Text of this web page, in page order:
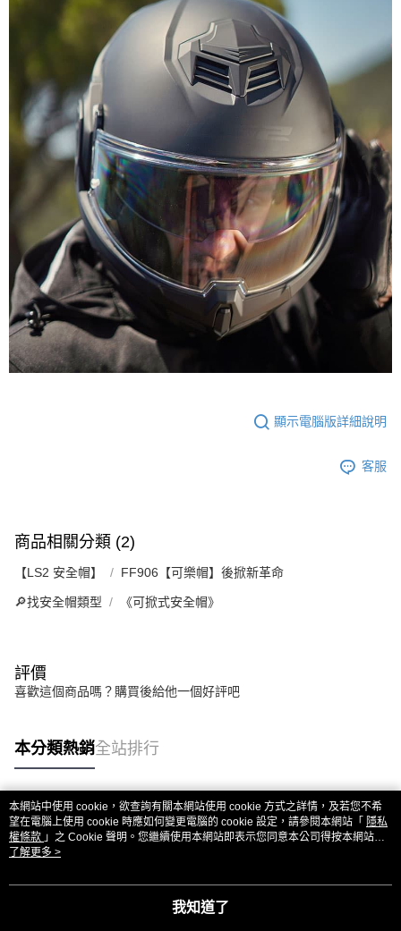
顯示電腦版詳細說明
客服
商品相關分類 (2)
【LS2 安全帽】 FF906【可樂帽】後掀新革命
🔎找安全帽類型 《可掀式安全帽》
評價
喜歡這個商品嗎？購買後給他一個好評吧
本分類熱銷全站排行
熱門標籤
本網站中使用 cookie，欲查詢有關本網站使用 cookie 方式之詳情，及若您不希
望在電腦上使用 cookie 時應如何變更電腦的 cookie 設定，請參閱本網站「 隱私
權條款 」之 Cookie 聲明。您繼續使用本網站即表示您同意本公司得按本網站使
用條款之 Cookie 聲明使用 cookie。
了解更多 >
我知道了